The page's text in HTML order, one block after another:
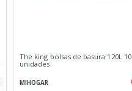
The king bolsas de basura 120L 10
unidades
MIHOGAR